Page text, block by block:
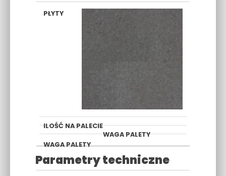
GRAFIT
Parametry techniczne